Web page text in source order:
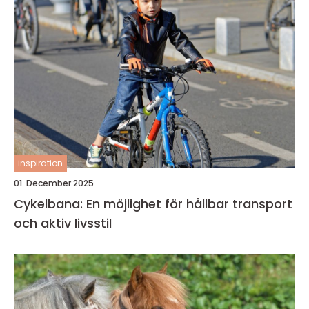
inspiration
01. December 2025
Cykelbana: En möjlighet för hållbar transport
och aktiv livsstil